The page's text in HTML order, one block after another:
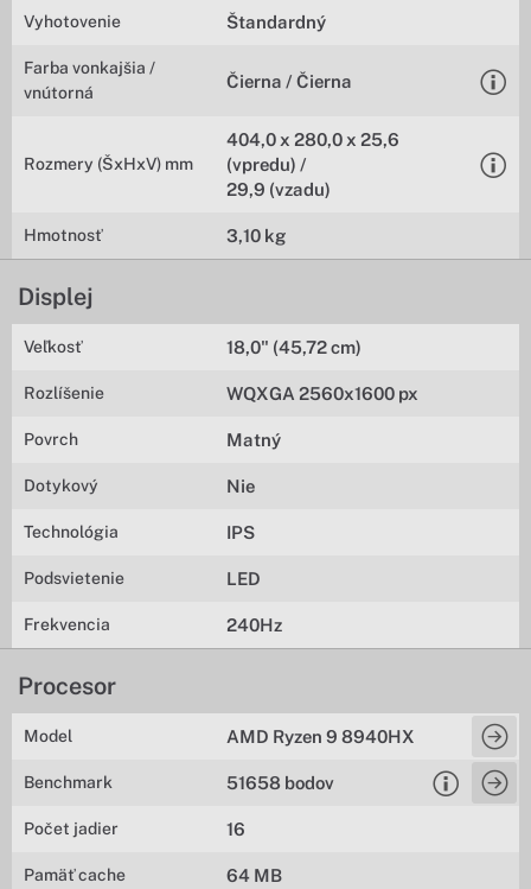
Vyhotovenie Štandardný
Farba vonkajšia /
vnútorná
Čierna / Čierna
Rozmery (ŠxHxV) mm
404,0 x 280,0 x 25,6
(vpredu) /
29,9 (vzadu)
Hmotnosť 3,10 kg
Displej
Veľkosť 18,0" (45,72 cm)
Rozlíšenie WQXGA 2560x1600 px
Povrch Matný
Dotykový Nie
Technológia IPS
Podsvietenie LED
Frekvencia 240Hz
Procesor
Model AMD Ryzen 9 8940HX
Benchmark 51658 bodov
Počet jadier 16
Pamäť cache 64 MB